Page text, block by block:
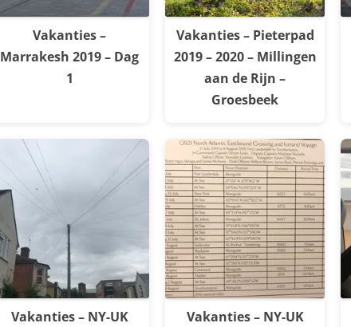
Vakanties –
Marrakesh 2019 – Dag
1
Vakanties – Pieterpad
2019 – 2020 – Millingen
aan de Rijn –
Groesbeek
Vakanties – NY-UK
Vakanties – NY-UK